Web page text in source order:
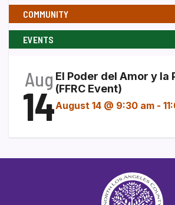
COMMUNITY
EVENTS
Aug
14
El Poder del Amor y la
(FFRC Event)
August 14 @ 9:30 am -